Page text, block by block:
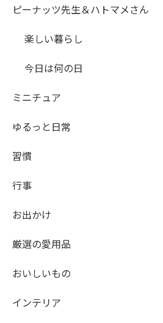
ピーナッツ先生＆ハトマメさん
楽しい暮らし
今日は何の日
ミニチュア
ゆるっと日常
習慣
行事
お出かけ
厳選の愛用品
おいしいもの
インテリア